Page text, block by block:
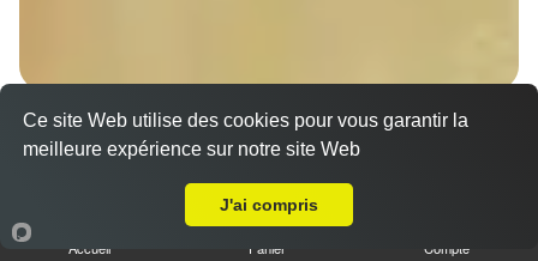
Sandwich döner poulet
7.00 €
Accueil Panier Compte
Ce site Web utilise des cookies pour vous garantir la
meilleure expérience sur notre site Web
J'ai compris